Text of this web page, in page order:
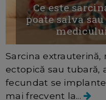
Ce este
poate salva
Sarcina extrauterină,
ectopică sau tubară,
fecundat se
mai frecvent la...